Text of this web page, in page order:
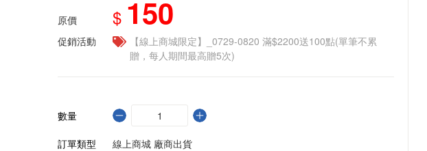
原價 $ 150
促銷活動
【線上商城限定】_0729-0820 滿$2200送100點(單筆不累
贈，每人期間最高贈5次)
數量
訂單類型
線上商城 廠商出貨